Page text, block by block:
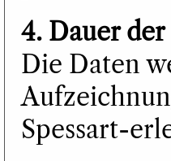
4. Dauer
Die Daten
Spessart-